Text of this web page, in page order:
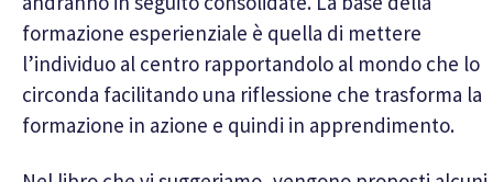
formazione esperienziale è quella di mettere
l’individuo al centro rapportandolo al mondo che lo
circonda facilitando una riflessione che trasforma la
formazione in azione e quindi in apprendimento.